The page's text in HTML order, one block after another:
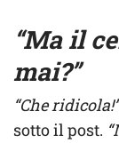
“Ma il
mai?”
“Che ridicola!”
sotto il post.